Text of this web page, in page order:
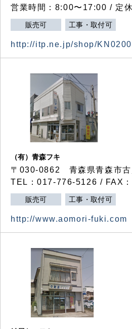
営業時間：8:00〜17:00 / 定
販売可 工事・取付可
http://itp.ne.jp/shop/
（有）青森フキ
〒030-0862 青森県青森市
TEL：017-776-5126 / FAX
販売可 工事・取付可
http://www.aomori-fuki.com